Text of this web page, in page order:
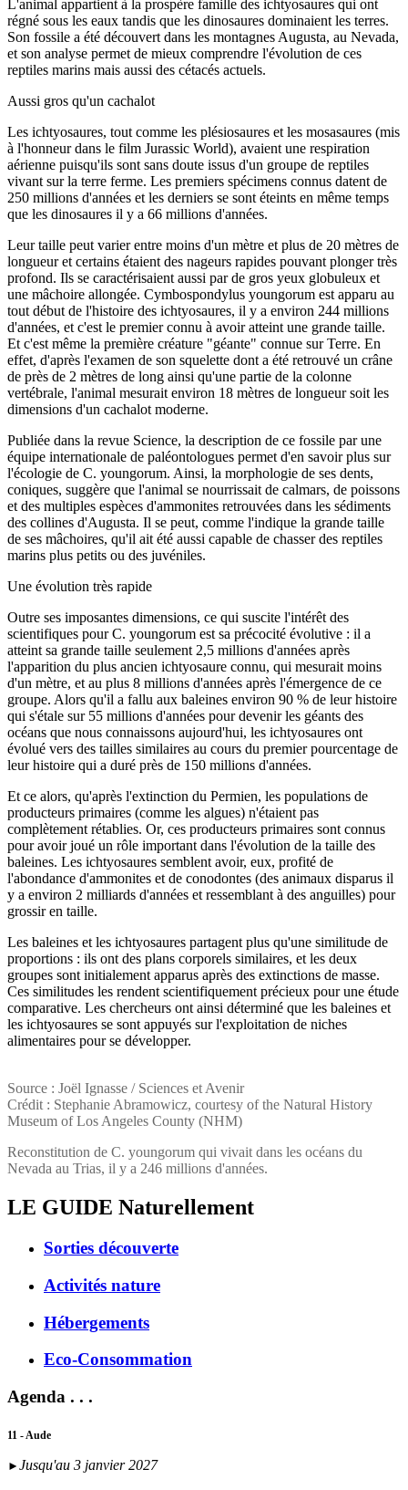
L'animal appartient à la prospère famille des ichtyosaures qui ont
régné sous les eaux tandis que les dinosaures dominaient les terres.
Son fossile a été découvert dans les montagnes Augusta, au Nevada,
et son analyse permet de mieux comprendre l'évolution de ces
reptiles marins mais aussi des cétacés actuels.
Aussi gros qu'un cachalot
Les ichtyosaures, tout comme les plésiosaures et les mosasaures (mis
à l'honneur dans le film Jurassic World), avaient une respiration
aérienne puisqu'ils sont sans doute issus d'un groupe de reptiles
vivant sur la terre ferme. Les premiers spécimens connus datent de
250 millions d'années et les derniers se sont éteints en même temps
que les dinosaures il y a 66 millions d'années.
Leur taille peut varier entre moins d'un mètre et plus de 20 mètres de
longueur et certains étaient des nageurs rapides pouvant plonger très
profond. Ils se caractérisaient aussi par de gros yeux globuleux et
une mâchoire allongée. Cymbospondylus youngorum est apparu au
tout début de l'histoire des ichtyosaures, il y a environ 244 millions
d'années, et c'est le premier connu à avoir atteint une grande taille.
Et c'est même la première créature "géante" connue sur Terre. En
effet, d'après l'examen de son squelette dont a été retrouvé un crâne
de près de 2 mètres de long ainsi qu'une partie de la colonne
vertébrale, l'animal mesurait environ 18 mètres de longueur soit les
dimensions d'un cachalot moderne.
Publiée dans la revue Science, la description de ce fossile par une
équipe internationale de paléontologues permet d'en savoir plus sur
l'écologie de C. youngorum. Ainsi, la morphologie de ses dents,
coniques, suggère que l'animal se nourrissait de calmars, de poissons
et des multiples espèces d'ammonites retrouvées dans les sédiments
des collines d'Augusta. Il se peut, comme l'indique la grande taille
de ses mâchoires, qu'il ait été aussi capable de chasser des reptiles
marins plus petits ou des juvéniles.
Une évolution très rapide
Outre ses imposantes dimensions, ce qui suscite l'intérêt des
scientifiques pour C. youngorum est sa précocité évolutive : il a
atteint sa grande taille seulement 2,5 millions d'années après
l'apparition du plus ancien ichtyosaure connu, qui mesurait moins
d'un mètre, et au plus 8 millions d'années après l'émergence de ce
groupe. Alors qu'il a fallu aux baleines environ 90 % de leur histoire
qui s'étale sur 55 millions d'années pour devenir les géants des
océans que nous connaissons aujourd'hui, les ichtyosaures ont
évolué vers des tailles similaires au cours du premier pourcentage de
leur histoire qui a duré près de 150 millions d'années.
Et ce alors, qu'après l'extinction du Permien, les populations de
producteurs primaires (comme les algues) n'étaient pas
complètement rétablies. Or, ces producteurs primaires sont connus
pour avoir joué un rôle important dans l'évolution de la taille des
baleines. Les ichtyosaures semblent avoir, eux, profité de
l'abondance d'ammonites et de conodontes (des animaux disparus il
y a environ 2 milliards d'années et ressemblant à des anguilles) pour
grossir en taille.
Les baleines et les ichtyosaures partagent plus qu'une similitude de
proportions : ils ont des plans corporels similaires, et les deux
groupes sont initialement apparus après des extinctions de masse.
Ces similitudes les rendent scientifiquement précieux pour une étude
comparative. Les chercheurs ont ainsi déterminé que les baleines et
les ichtyosaures se sont appuyés sur l'exploitation de niches
alimentaires pour se développer.
Source : Joël Ignasse / Sciences et Avenir
Crédit : Stephanie Abramowicz, courtesy of the Natural History
Museum of Los Angeles County (NHM)
Reconstitution de C. youngorum qui vivait dans les océans du
Nevada au Trias, il y a 246 millions d'années.
LE GUIDE Naturellement
Sorties découverte
Activités nature
Hébergements
Eco-Consommation
Agenda . . .
11 - Aude
► Jusqu'au 3 janvier 2027